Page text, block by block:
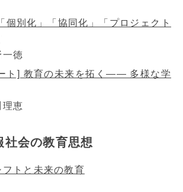
別化」「協同化」「プロジェクト
一徳
ト] 教育の未来を拓く―― 多様な学
理恵
会の教育思想
トと未来の教育